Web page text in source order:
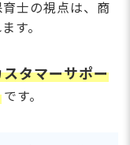
士の視点は、商
す。
タマーサポー
です。